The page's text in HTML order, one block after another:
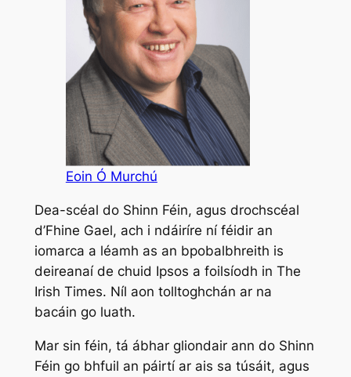
Eoin Ó Murchú
Dea-scéal do Shinn Féin, agus drochscéal
d’Fhine Gael, ach i ndáiríre ní féidir an
iomarca a léamh as an bpobalbhreith is
deireanaí de chuid Ipsos a foilsíodh in The
Irish Times. Níl aon tolltoghchán ar na
bacáin go luath.
Mar sin féin, tá ábhar gliondair ann do Shinn
Féin go bhfuil an páirtí ar ais sa túsáit, agus